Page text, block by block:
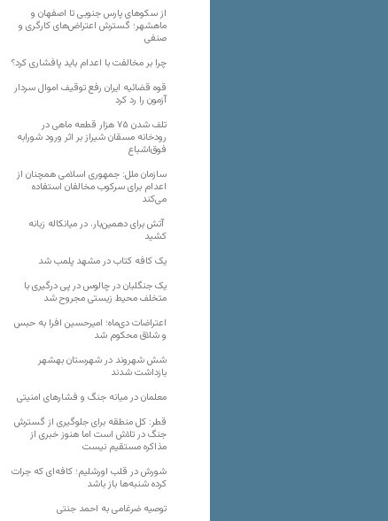
از سکوهای پارس جنوبی تا اصفهان و
ماهشهر؛ گسترش اعتراض‌های کارگری و
صنفی
چرا بر مخالفت با اعدام باید پافشاری کرد؟
قوه قضائیه ایران رفع توقیف اموال سردار
آزمون را رد کرد
تلف شدن ۷۵ هزار قطعه ماهی در
رودخانه مسقان شیراز بر اثر ورود شورابه
فوق‌اشباع
سازمان ملل: جمهوری اسلامی همچنان از
اعدام برای سرکوب مخالفان استفاده
می‌کند
آتش برای دهمین‌بار، در میانکاله زبانه
کشید
یک کافه کتاب در مشهد پلمب شد
یک جنگلبان در چالوس در پی درگیری با
متخلف محیط زیستی مجروح شد
اعتراضات دی‌ماه؛ امیرحسین افرا به حبس
و شلاق محکوم شد
شش شهروند در شهرستان بهشهر
بازداشت شدند
معلمان در میانه جنگ و فشارهای امنیتی
قطر: کل منطقه برای جلوگیری از گسترش
جنگ در تلاش است اما هنوز خبری از
مذاکره مستقیم نیست
شورش در قلب اورشلیم؛ کافه‌ای که جرات
کرده شنبه‌ها باز باشد
توصیه ضرغامی به احمد جنتی